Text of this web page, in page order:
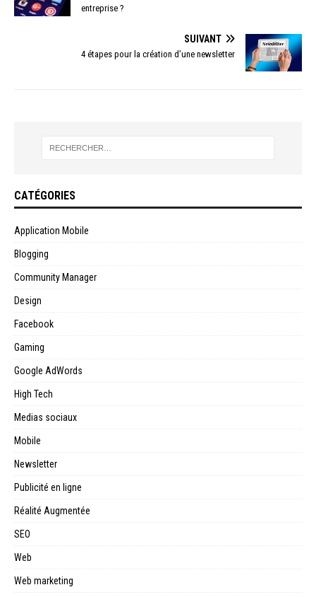
entreprise ?
SUIVANT
4 étapes pour la création d’une newsletter
CATÉGORIES
Application Mobile
Blogging
Community Manager
Design
Facebook
Gaming
Google AdWords
High Tech
Medias sociaux
Mobile
Newsletter
Publicité en ligne
Réalité Augmentée
SEO
Web
Web marketing